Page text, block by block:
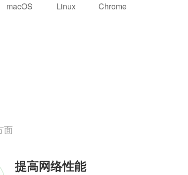
macOS Linux Chrome
面
提高网络性能